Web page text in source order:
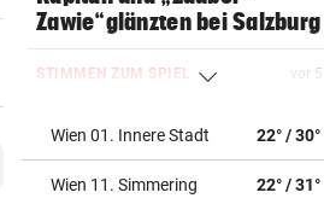
Zawie“glänzten bei Salzburg
STIMMEN ZUM SPIEL vor
uns besser!“
KUNDENDATEN BETROFFEN vor 6
Wien 01. Innere Stadt 22° / 30°
Wien 11. Simmering 22° / 31°